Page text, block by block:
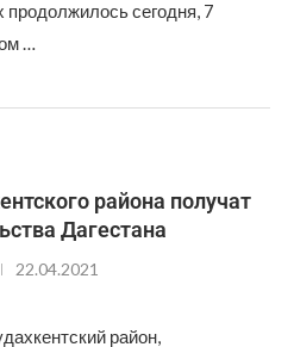
сегодня, 7
…
района получат
Дагестана
22.04.2021
район,